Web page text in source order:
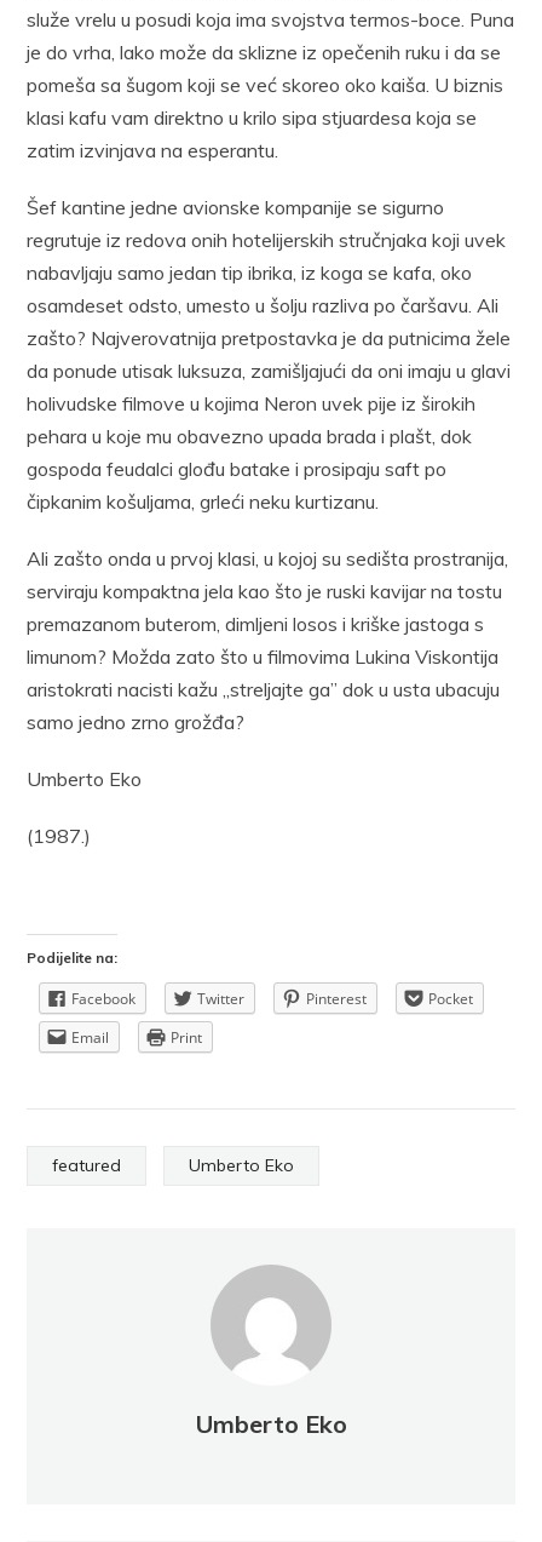
služe vrelu u posudi koja ima svojstva termos-boce. Puna
je do vrha, lako može da sklizne iz opečenih ruku i da se
pomeša sa šugom koji se već skoreo oko kaiša. U biznis
klasi kafu vam direktno u krilo sipa stjuardesa koja se
zatim izvinjava na esperantu.
Šef kantine jedne avionske kompanije se sigurno
regrutuje iz redova onih hotelijerskih stručnjaka koji uvek
nabavljaju samo jedan tip ibrika, iz koga se kafa, oko
osamdeset odsto, umesto u šolju razliva po čaršavu. Ali
zašto? Najverovatnija pretpostavka je da putnicima žele
da ponude utisak luksuza, zamišljajući da oni imaju u glavi
holivudske filmove u kojima Neron uvek pije iz širokih
pehara u koje mu obavezno upada brada i plašt, dok
gospoda feudalci glođu batake i prosipaju saft po
čipkanim košuljama, grleći neku kurtizanu.
Ali zašto onda u prvoj klasi, u kojoj su sedišta prostranija,
serviraju kompaktna jela kao što je ruski kavijar na tostu
premazanom buterom, dimljeni losos i kriške jastoga s
limunom? Možda zato što u filmovima Lukina Viskontija
aristokrati nacisti kažu „streljajte ga” dok u usta ubacuju
samo jedno zrno grožđa?
Umberto Eko
(1987.)
Podijelite na:
Facebook Twitter Pinterest
Pocket
Email
Print
featured Umberto Eko
Umberto Eko